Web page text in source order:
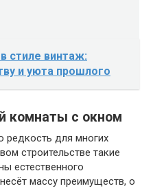
стиле винтаж:
и уюта прошлого
комнаты с окном
редкость для многих
строительстве такие
естественного
массу преимуществ, о